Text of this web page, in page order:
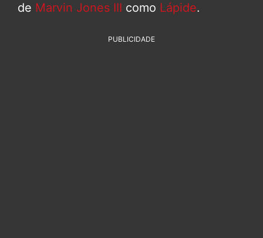
de Marvin Jones III como Lápide.
PUBLICIDADE